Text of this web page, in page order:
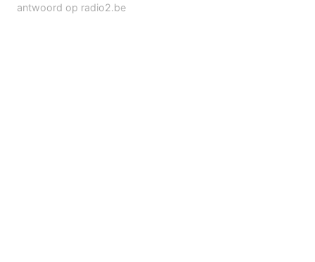
antwoord op radio2.be